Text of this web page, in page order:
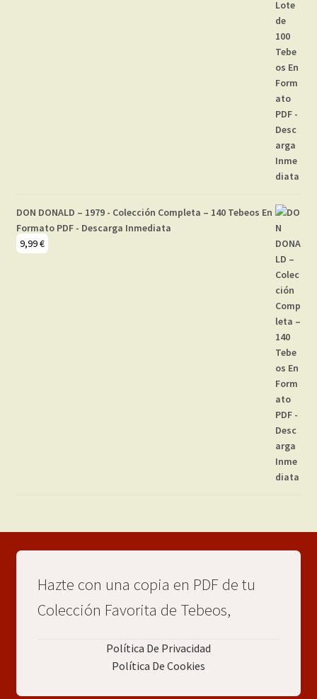
DON DONALD – 1979 - Colección Completa – 140 Tebeos En
Formato PDF - Descarga Inmediata
9,99€
Hazte con una copia en PDF de tu
Colección Favorita de Tebeos,
Política De Privacidad
Política De Cookies